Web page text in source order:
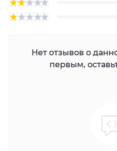
Нет отзывов о
первым,